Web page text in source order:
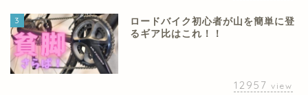
3
ロードバイク初心者が山を簡単に登
るギア比はこれ！！
12957 view